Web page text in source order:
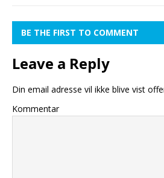
BE THE FIRST TO COMMENT
Leave a Reply
Din email adresse vil ikke blive vist
Kommentar